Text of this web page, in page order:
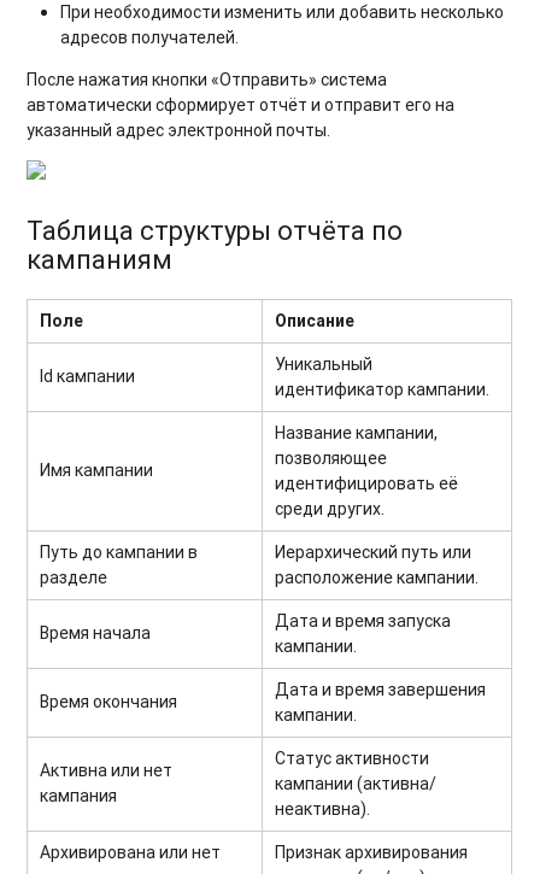
При необходимости изменить или добавить несколько
адресов получателей.
После нажатия кнопки «Отправить» система
автоматически сформирует отчёт и отправит его на
указанный адрес электронной почты.
Таблица структуры отчёта по
кампаниям
Поле Описание
Id кампании
Уникальный
идентификатор кампании.
Имя кампании
Название кампании,
позволяющее
идентифицировать её
среди других.
Путь до кампании в
разделе
Иерархический путь или
расположение кампании.
Время начала
Дата и время запуска
кампании.
Время окончания
Дата и время завершения
кампании.
Активна или нет
кампания
Статус активности
кампании (активна/
неактивна).
Архивирована или нет
Признак архивирования